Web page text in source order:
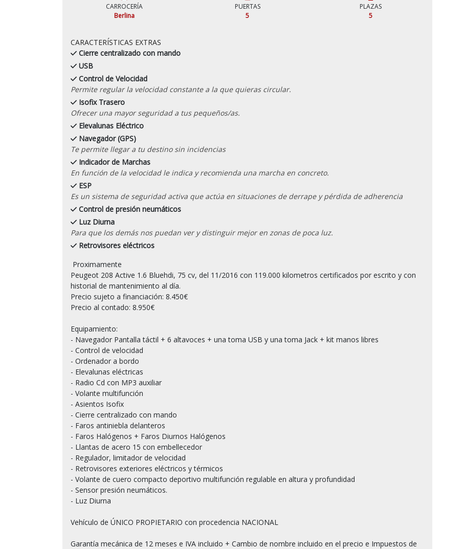
CARROCERÍA
Berlina
PUERTAS
5
PLAZAS
5
CARACTERÍSTICAS EXTRAS
Cierre centralizado con mando
USB
Control de Velocidad
Permite regular la velocidad constante a la que quieras circular.
Isofix Trasero
Ofrecer una mayor seguridad a tus pequeños/as.
Elevalunas Eléctrico
Navegador (GPS)
Te permite llegar a tu destino sin incidencias
Indicador de Marchas
En función de la velocidad le indica y recomienda una marcha en concreto.
ESP
Es un sistema de seguridad activa que actúa en situaciones de derrape y pérdida de adherencia
Control de presión neumáticos
Luz Diurna
Para que los demás nos puedan ver y distinguir mejor en zonas de poca luz.
Retrovisores eléctricos
Peugeot 208 Active 1.6 Bluehdi, 75 cv, del 11/2016 con 119.000 kilometros certificados por escrito y con
historial de mantenimiento al día.
Precio sujeto a financiación: 8.450€
Precio al contado: 8.950€
Equipamiento:
- Navegador Pantalla táctil + 6 altavoces + una toma USB y una toma Jack + kit manos libres
- Control de velocidad
- Ordenador a bordo
- Elevalunas eléctricas
- Radio Cd con MP3 auxiliar
- Volante multifunción
- Asientos Isofix
- Cierre centralizado con mando
- Faros antiniebla delanteros
- Faros Halógenos + Faros Diurnos Halógenos
- Llantas de acero 15 con embellecedor
- Regulador, limitador de velocidad
- Retrovisores exteriores eléctricos y térmicos
- Volante de cuero compacto deportivo multifunción regulable en altura y profundidad
- Sensor presión neumáticos.
- Luz Diurna
Vehículo de ÚNICO PROPIETARIO con procedencia NACIONAL
Garantía mecánica de 12 meses e IVA incluido + Cambio de nombre incluido en el precio e Impuestos de